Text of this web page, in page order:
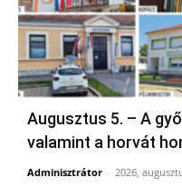
Augusztus 5. – A
valamint a horvát
Adminisztrátor - 2026,